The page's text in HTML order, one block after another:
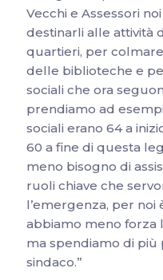
Vecchi e Assessori
destinarli alle attività
quartieri, per
delle biblioteche e
sociali che ora
prendiamo ad
sociali erano 64 a
60 a fine di questa
meno bisogno di
ruoli chiave che
l’emergenza, per noi
abbiamo meno forza
ma spendiamo di
sindaco.”